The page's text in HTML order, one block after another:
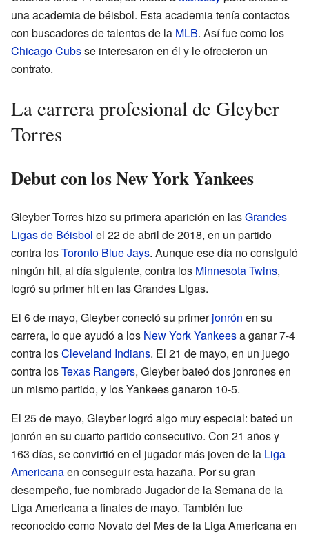
una academia de béisbol. Esta academia tenía contactos
con buscadores de talentos de la MLB. Así fue como los
Chicago Cubsse interesaron en él y le ofrecieron un
contrato.
La carrera profesional de Gleyber
Torres
Debut con los New York Yankees
Gleyber Torres hizo su primera aparición en lasGrandes
Ligas de Béisbol el 22 de abril de 2018, en un partido
contra losToronto Blue Jays. Aunque ese día no consiguió
ningún hit, al día siguiente, contra los Minnesota Twins,
logró su primer hit en las Grandes Ligas.
El 6 de mayo, Gleyber conectó su primerjonrón en su
carrera, lo que ayudó a los New York Yankeesa ganar 7-4
contra losCleveland Indians. El 21 de mayo, en un juego
contra losTexas Rangers, Gleyber bateó dos jonrones en
un mismo partido, y los Yankees ganaron 10-5.
El 25 de mayo, Gleyber logró algo muy especial: bateó un
jonrón en su cuarto partido consecutivo. Con 21 años y
163 días, se convirtió en el jugador más joven de la Liga
Americanaen conseguir esta hazaña. Por su gran
desempeño, fue nombrado Jugador de la Semana de la
Liga Americana a finales de mayo. También fue
reconocido como Novato del Mes de la Liga Americana en